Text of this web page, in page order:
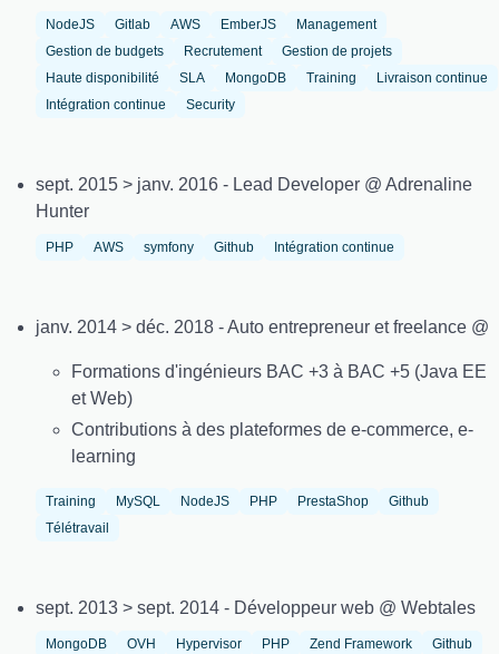
NodeJS Gitlab AWS EmberJS
Management
Gestion de budgets
Recrutement
Gestion de projets
Haute disponibilité
SLA MongoDB Training
Livraison continue
Intégration continue
Security
sept. 2015 > janv. 2016 - Lead Developer @ Adrenaline
Hunter
PHP AWS symfony Github Intégration continue
janv. 2014 > déc. 2018 - Auto entrepreneur et freelance @
Formations d'ingénieurs BAC +3 à BAC +5 (Java EE
et Web)
Contributions à des plateformes de e-commerce, e-
learning
Training MySQL NodeJS PHP PrestaShop
Github
Télétravail
sept. 2013 > sept. 2014 - Développeur web @ Webtales
MongoDB OVH Hypervisor PHP Zend Framework
Github